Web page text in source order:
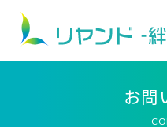
お問